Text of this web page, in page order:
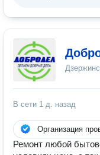
В сети 1 д. назад
Организация
Ремонт любой